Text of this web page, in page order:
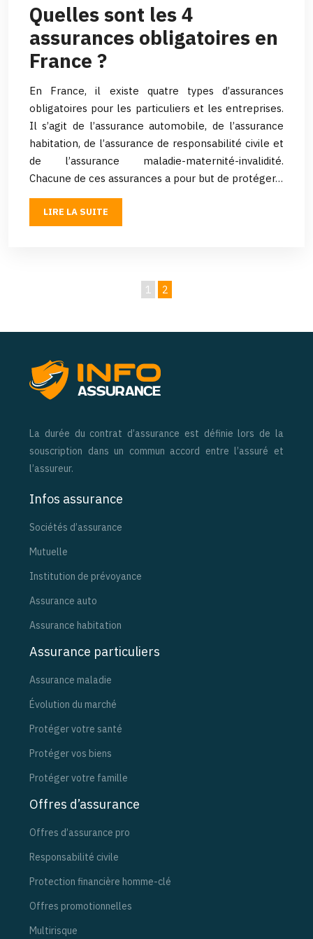
Quelles sont les 4
assurances obligatoires en
France ?
En France, il existe quatre types d’assurances
obligatoires pour les particuliers et les entreprises.
Il s’agit de l’assurance automobile, de l’assurance
habitation, de l’assurance de responsabilité civile et
de l’assurance maladie-maternité-invalidité.
Chacune de ces assurances a pour but de protéger…
LIRE LA SUITE
1 2
La durée du contrat d’assurance est définie lors de la
souscription dans un commun accord entre l’assuré et
l’assureur.
Infos assurance
Sociétés d’assurance
Mutuelle
Institution de prévoyance
Assurance auto
Assurance habitation
Assurance particuliers
Assurance maladie
Évolution du marché
Protéger votre santé
Protéger vos biens
Protéger votre famille
Offres d’assurance
Offres d’assurance pro
Responsabilité civile
Protection financière homme-clé
Offres promotionnelles
Multirisque